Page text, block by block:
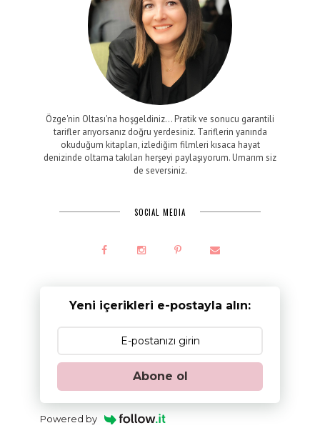
Özge'nin Oltası'na hoşgeldiniz... Pratik ve sonucu garantili
tarifler arıyorsanız doğru yerdesiniz. Tariflerin yanında
okuduğum kitapları, izlediğim filmleri kısaca hayat
denizinde oltama takılan herşeyi paylaşıyorum. Umarım siz
de seversiniz.
SOCIAL MEDIA
Yeni içerikleri e-postayla alın:
Abone ol
Powered by